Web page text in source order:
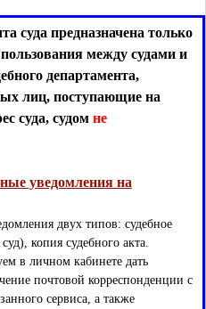
суда предназначена только
между судами и
департамента,
лиц, поступающие на
суда, судом не
уведомления на
двух типов: судебное
копия судебного акта.
в личном кабинете дать
почтовой корреспонденции с
сервиса, а также